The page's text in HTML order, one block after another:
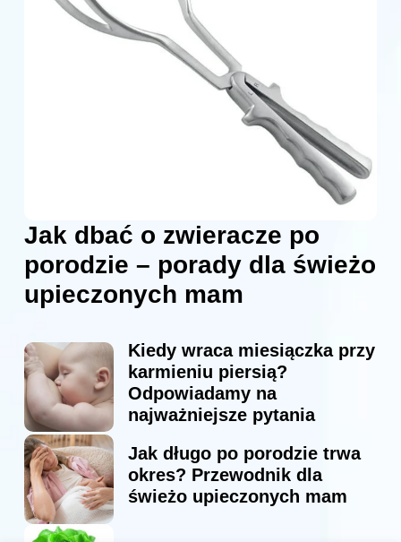
Jak dbać o zwieracze po
porodzie – porady dla świeżo
upieczonych mam
Kiedy wraca miesiączka przy
karmieniu piersią?
Odpowiadamy na
najważniejsze pytania
Jak długo po porodzie trwa
okres? Przewodnik dla
świeżo upieczonych mam